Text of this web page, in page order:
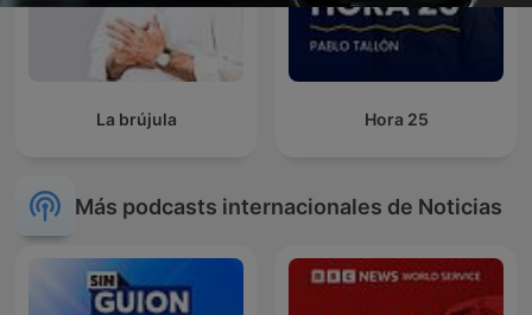
La brújula Hora 25
Más podcasts internacionales de Noticias